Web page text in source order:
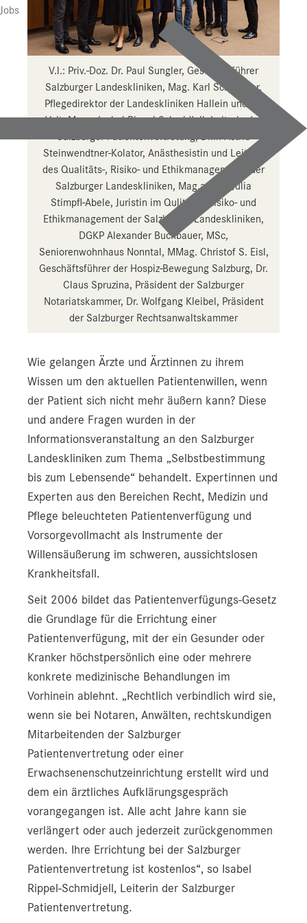
Jobs Presse
Downloads
YOUNG.HOPE
Pressekontakt
V.l.: Priv.-Doz. Dr. Paul Sungler, Geschäftsführer
Salzburger Landeskliniken, Mag. Karl Schwaiger,
Pflegedirektor der Landeskliniken Hallein und St.
Veit, Mag.a Isabel Rippel-Schmidjell, Leiterin der
Salzburger Patientenvertretung, Dr.in Astrid
Steinwendtner-Kolator, Anästhesistin und Leiterin
des Qualitäts-, Risiko- und Ethikmanagements der
Salzburger Landeskliniken, Mag.a Dr.in Julia
Stimpfl-Abele, Juristin im Qulitäts-, Risiko- und
Ethikmanagement der Salzburger Landeskliniken,
DGKP Alexander Buchbauer, MSc,
Seniorenwohnhaus Nonntal, MMag. Christof S. Eisl,
Geschäftsführer der Hospiz-Bewegung Salzburg, Dr.
Claus Spruzina, Präsident der Salzburger
Notariatskammer, Dr. Wolfgang Kleibel, Präsident
der Salzburger Rechtsanwaltskammer
Wie gelangen Ärzte und Ärztinnen zu ihrem
Wissen um den aktuellen Patientenwillen, wenn
der Patient sich nicht mehr äußern kann? Diese
und andere Fragen wurden in der
Informationsveranstaltung an den Salzburger
Landeskliniken zum Thema „Selbstbestimmung
bis zum Lebensende“ behandelt. Expertinnen und
Experten aus den Bereichen Recht, Medizin und
Pflege beleuchteten Patientenverfügung und
Vorsorgevollmacht als Instrumente der
Willensäußerung im schweren, aussichtslosen
Krankheitsfall.
Seit 2006 bildet das Patientenverfügungs-Gesetz
die Grundlage für die Errichtung einer
Patientenverfügung, mit der ein Gesunder oder
Kranker höchstpersönlich eine oder mehrere
konkrete medizinische Behandlungen im
Vorhinein ablehnt. „Rechtlich verbindlich wird sie,
wenn sie bei Notaren, Anwälten, rechtskundigen
Mitarbeitenden der Salzburger
Patientenvertretung oder einer
Erwachsenenschutzeinrichtung erstellt wird und
dem ein ärztliches Aufklärungsgespräch
vorangegangen ist. Alle acht Jahre kann sie
verlängert oder auch jederzeit zurückgenommen
werden. Ihre Errichtung bei der Salzburger
Patientenvertretung ist kostenlos“, so Isabel
Rippel-Schmidjell, Leiterin der Salzburger
Patientenvertretung.